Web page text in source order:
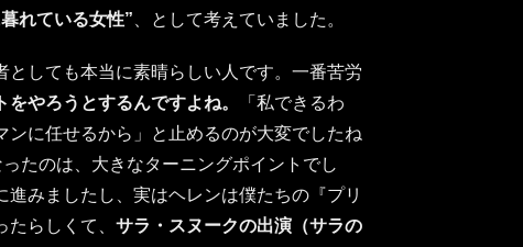
れている女性” 、として考えていました。
としても本当に素晴らしい人です。一番苦労
やろうとするんですよね。
「私できるわ
ンに任せるから」と止めるのが大変でしたね
たのは、大きなターニングポイントでし
みましたし、実はヘレンは僕たちの『プリ
らしくて、 サラ・スヌークの出演（サラの